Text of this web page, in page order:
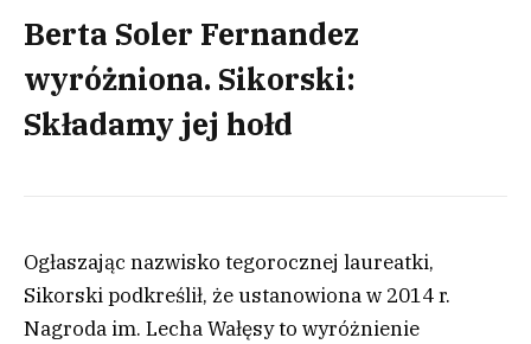
Berta Soler Fernandez
wyróżniona. Sikorski:
Składamy jej hołd
Ogłaszając nazwisko tegorocznej laureatki,
Sikorski podkreślił, że ustanowiona w 2014 r.
Nagroda im. Lecha Wałęsy to wyróżnienie